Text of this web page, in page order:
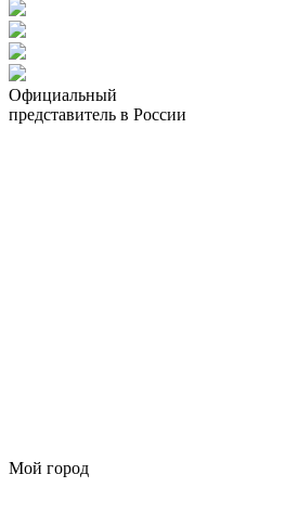
Официальный
представитель в России
Мой город